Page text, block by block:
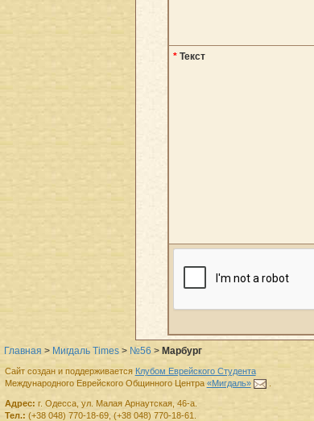
* Текст
Главная > Мигдаль Times > №56 > Марбург
Сайт создан и поддерживается Клубом Еврейского Студента
Международного Еврейского Общинного Центра «Мигдаль» .
Адрес: г. Одесса, ул. Малая Арнаутская, 46-а.
Тел.: (+38 048) 770-18-69, (+38 048) 770-18-61.